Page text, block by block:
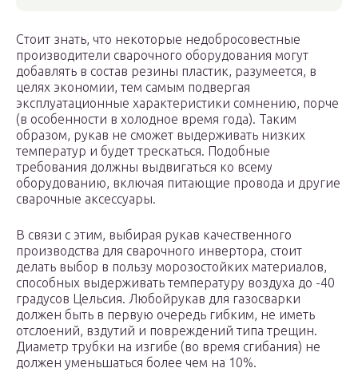
Стоит знать, что некоторые недобросовестные
производители сварочного оборудования могут
добавлять в состав резины пластик, разумеется, в
целях экономии, тем самым подвергая
эксплуатационные характеристики сомнению, порче
(в особенности в холодное время года). Таким
образом, рукав не сможет выдерживать низких
температур и будет трескаться. Подобные
требования должны выдвигаться ко всему
оборудованию, включая питающие провода и другие
сварочные аксессуары.
В связи с этим, выбирая рукав качественного
производства для сварочного инвертора, стоит
делать выбор в пользу морозостойких материалов,
способных выдерживать температуру воздуха до -40
градусов Цельсия. Любойрукав для газосварки
должен быть в первую очередь гибким, не иметь
отслоений, вздутий и повреждений типа трещин.
Диаметр трубки на изгибе (во время сгибания) не
должен уменьшаться более чем на 10%.